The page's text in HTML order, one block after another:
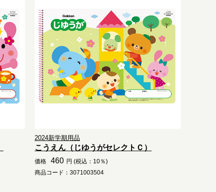
2024新学期用品
こうえん（じゆうがセレクトＣ）
価格 460 円 (税込：10％)
商品コード：3071003504